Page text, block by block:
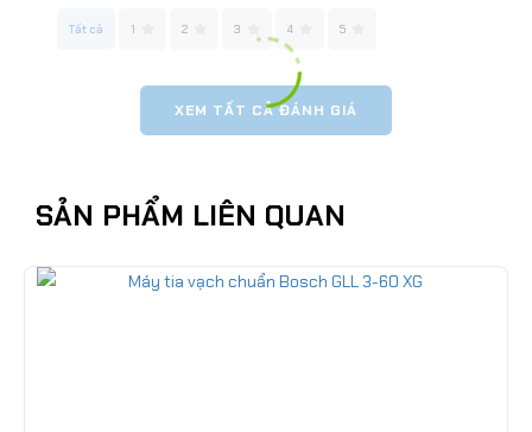
Tất cả 1 2 3 4 5
XEM TẤT CẢ ĐÁNH GIÁ
SẢN PHẨM LIÊN QUAN